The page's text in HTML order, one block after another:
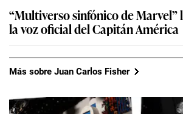
“Multiverso sinfónico de Marvel”
la voz oficial del Capitán América
Más sobre Juan Carlos Fisher